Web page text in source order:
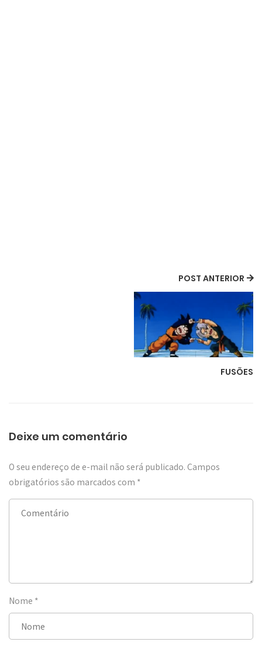
POST ANTERIOR
FUSÕES
Deixe um comentário
O seu endereço de e-mail não será publicado. Campos
obrigatórios são marcados com *
Nome *